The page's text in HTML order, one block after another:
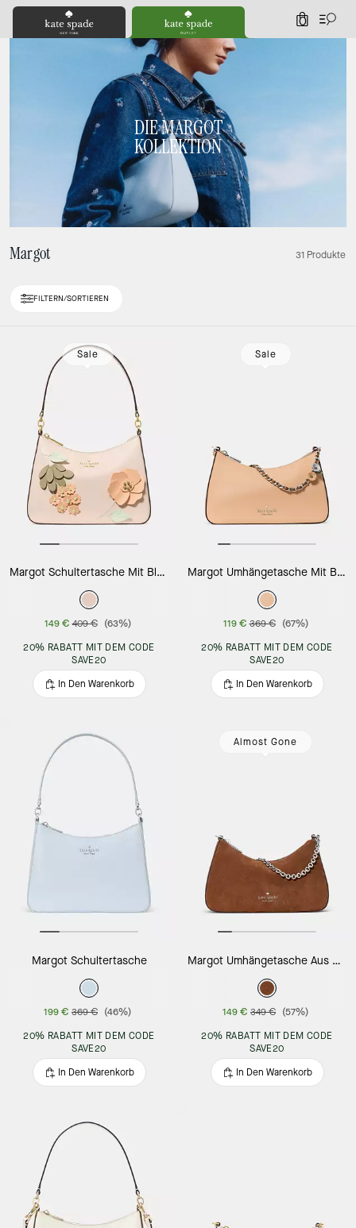
0
DIE MARGOT
KOLLEKTION
Margot 31 Produkte
FILTERN/SORTIEREN
Sale
Margot Schultertasche Mit Blumenmuster
149 € 409 € (63%)
20% RABATT MIT DEM CODE
SAVE20
In Den Warenkorb
Sale
Margot Umhängetasche Mit Blumenmuster Und Kette
119 € 369 € (67%)
20% RABATT MIT DEM CODE
SAVE20
In Den Warenkorb
Margot Schultertasche
199 € 369 € (46%)
20% RABATT MIT DEM CODE
SAVE20
In Den Warenkorb
Almost Gone
Margot Umhängetasche Aus Wildleder
149 € 349 € (57%)
20% RABATT MIT DEM CODE
SAVE20
In Den Warenkorb